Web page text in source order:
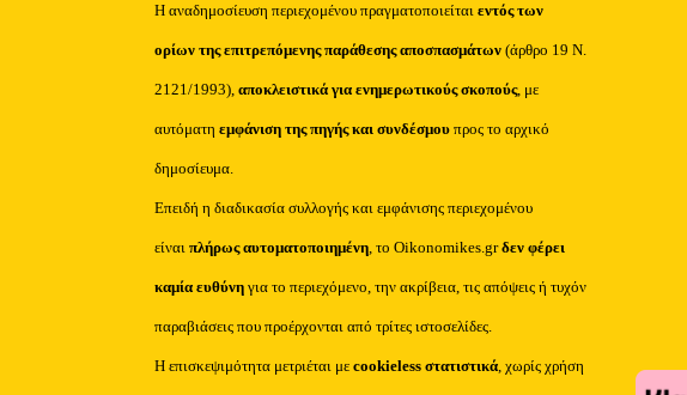
Η αναδημοσίευση περιεχομένου πραγματοποιείταιεντός των
ορίων της επιτρεπόμενης παράθεσης αποσπασμάτων (άρθρο 19 Ν.
2121/1993), αποκλειστικά για ενημερωτικούς σκοπούς, με
αυτόματηεμφάνιση της πηγής και συνδέσμου προς το αρχικό
δημοσίευμα.
Επειδή η διαδικασία συλλογής και εμφάνισης περιεχομένου
είναιπλήρως αυτοματοποιημένη, το Oikonomikes.grδεν φέρει
καμία ευθύνη για το περιεχόμενο, την ακρίβεια, τις απόψεις ή τυχόν
παραβιάσεις που προέρχονται από τρίτες ιστοσελίδες.
Η επισκεψιμότητα μετριέται μεcookieless στατιστικά, χωρίς χρήση